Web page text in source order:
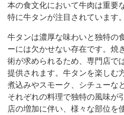
本の食文化において牛肉は重要
特に牛タンが注目されています。
牛タンは濃厚な味わいと独特の
ーには欠かせない存在です。焼
術が求められるため、専門店で
提供されます。牛タンを楽しむ
煮込みやスモーク、シチューな
それぞれの料理で独特の風味が
店の増加に伴い、様々な部位を